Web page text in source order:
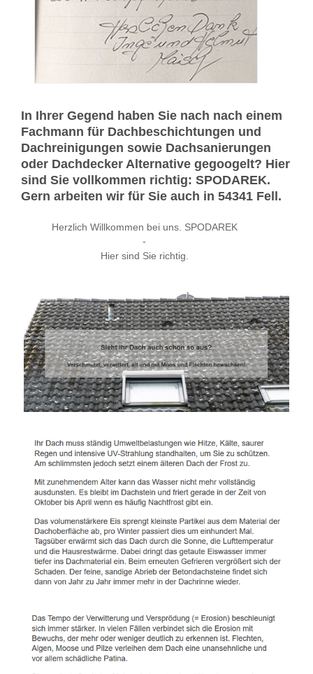
In Ihrer Gegend haben Sie nach nach einem
Fachmann für Dachbeschichtungen und
Dachreinigungen sowie Dachsanierungen
oder Dachdecker Alternative gegoogelt? Hier
sind Sie vollkommen richtig: SPODAREK.
Gern arbeiten wir für Sie auch in 54341 Fell.
Herzlich Willkommen bei uns. SPODAREK
-
Hier sind Sie richtig.